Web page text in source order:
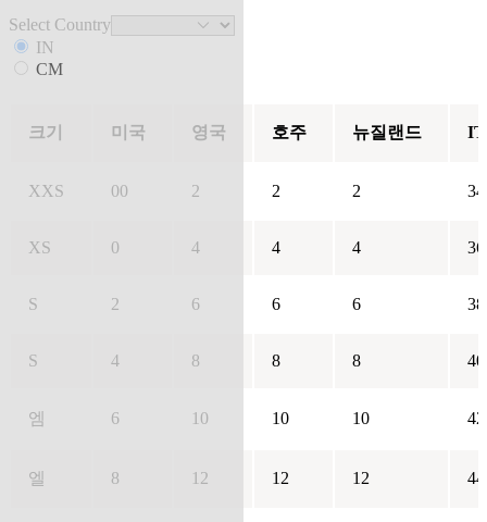
Select Country
IN
CM
크기 미국 영국 호주 뉴질랜드 IT
XXS 00 2 2 2 34
XS 0 4 4 4 36
S 2 6 6 6 38
S 4 8 8 8 40
엠 6 10 10 10 42
엘 8 12 12 12 44